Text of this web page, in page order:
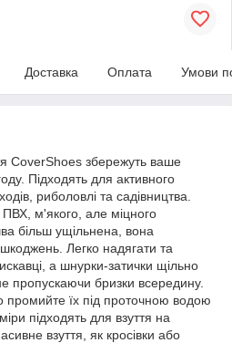
Доставка Оплата Умови
CoverShoes збережуть ваше
Підходять для активного
риболовлі та садівництва.
ПВХ, м'якого, але міцного
більш ущільнена, вона
Легко надягати та
а шнурки-затички щільно
пропускаючи бризки всередину.
промийте їх під проточною водою
підходять для взуття на
взуття, як кросівки або